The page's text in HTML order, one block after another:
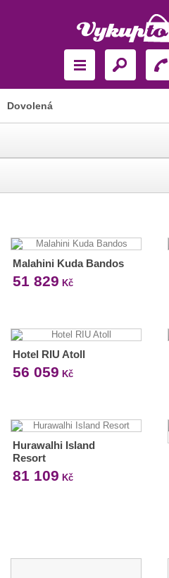
Dovolená
Malahini Kuda Bandos
51 829 Kč
Hotel RIU Atoll
56 059 Kč
Hurawalhi Island
Resort
81 109 Kč